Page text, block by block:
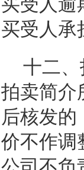
买受人逾
买受人承
十二
拍卖简介
后核发的
价不作调